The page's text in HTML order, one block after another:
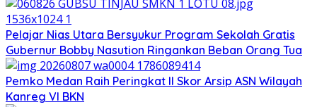
Pelajar Nias Utara Bersyukur Program Sekolah Gratis
Gubernur Bobby Nasution Ringankan Beban Orang Tua
Pemko Medan Raih Peringkat II Skor Arsip ASN Wilayah
Kanreg VI BKN